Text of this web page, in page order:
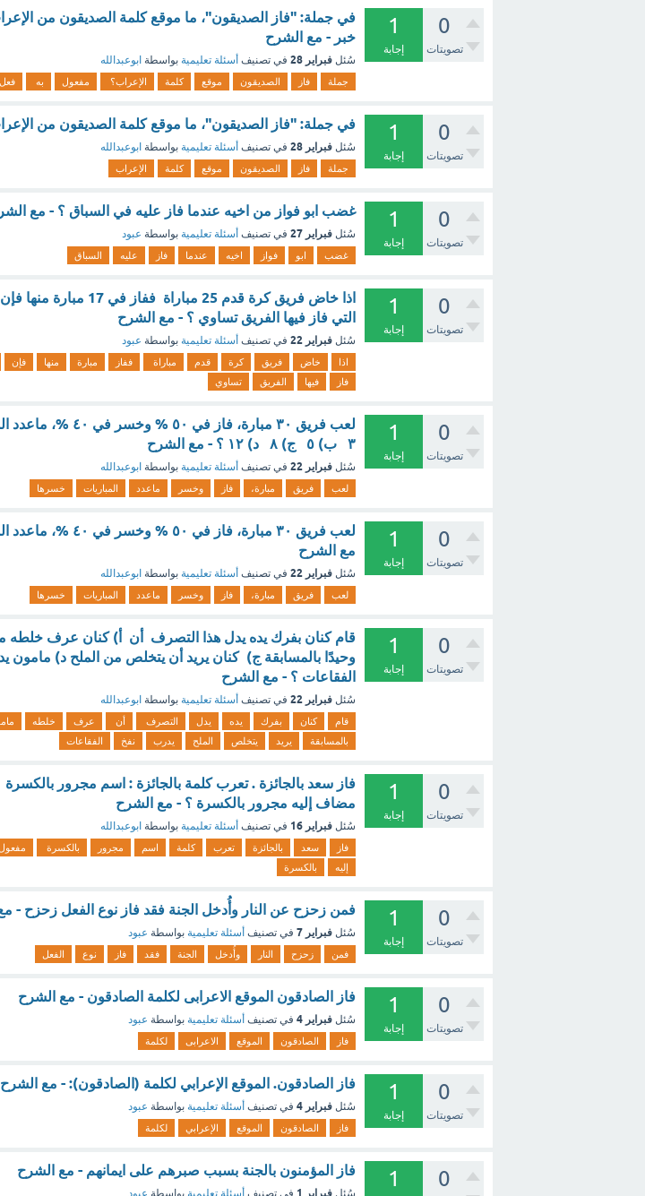
0
تصويتات
1
إجابة
في جملة: "فاز الصديقون"، ما موقع كلمة الصديقون من
خبر - مع الشرح
سُئل فبراير 28 في تصنيف أسئلة تعليمية بواسطة ابوعبدالله
جملة فاز الصديقون موقع كلمة الإعراب؟ مفعول به فعل
0
تصويتات
1
إجابة
في جملة: "فاز الصديقون"، ما موقع كلمة الصديقون من
سُئل فبراير 28 في تصنيف أسئلة تعليمية بواسطة ابوعبدالله
جملة فاز الصديقون موقع كلمة الإعراب
0
تصويتات
1
إجابة
غضب ابو فواز من اخيه عندما فاز عليه في السباق ؟ - مع
سُئل فبراير 27 في تصنيف أسئلة تعليمية بواسطة عبود
غضب ابو فواز اخيه عندما فاز عليه السباق
0
تصويتات
1
إجابة
اذا خاض فريق كرة قدم 25
التي فاز فيها الفريق تساوي ؟ - مع الشرح
سُئل فبراير 22 في تصنيف أسئلة تعليمية بواسطة عبود
اذا خاض فريق كرة قدم مباراة ففاز مبارة منها فإن
فاز
فيها الفريق تساوي
0
تصويتات
1
إجابة
لعب فريق ٣٠ مبارة، فاز
٣ ب) ٥ ج) ٨ د) ١٢ ؟ - مع الشرح
سُئل فبراير 22 في تصنيف أسئلة تعليمية بواسطة ابوعبدالله
لعب فريق مبارة، فاز وخسر ماعدد المباريات خسرها
0
تصويتات
1
إجابة
لعب فريق ٣٠ مبارة، فاز
مع الشرح
سُئل فبراير 22 في تصنيف أسئلة تعليمية بواسطة ابوعبدالله
لعب فريق مبارة، فاز وخسر ماعدد المباريات خسرها
0
تصويتات
1
إجابة
قام كنان بفرك يده يدل هذا التصرف أن أ) كنان عرف
وحيدًا بالمسابقة ج) كنان يريد أن يتخلص من الملح د) مامون
الفقاعات ؟ - مع الشرح
سُئل فبراير 22 في تصنيف أسئلة تعليمية بواسطة ابوعبدالله
قام كنان بفرك يده يدل التصرف أن عرف خلطه
بالمسابقة
يريد يتخلص الملح يدرب نفخ الفقاعات
0
تصويتات
1
إجابة
فاز سعد بالجائزة . تعرب كلمة بالجائزة : اسم مجرور
مضاف إليه مجرور بالكسرة ؟ - مع الشرح
سُئل فبراير 16 في تصنيف أسئلة تعليمية بواسطة ابوعبدالله
فاز سعد بالجائزة تعرب كلمة اسم مجرور بالكسرة مفعول
إليه
بالكسرة
0
تصويتات
1
إجابة
فمن زحزح عن النار وأُدخل الجنة فقد فاز نوع الفعل زحزح -
سُئل فبراير 7 في تصنيف أسئلة تعليمية بواسطة عبود
فمن زحزح النار وأُدخل الجنة فقد فاز نوع الفعل
0
تصويتات
1
إجابة
فاز الصادقون الموقع الاعرابى لكلمة الصادقون - مع الشرح
سُئل فبراير 4 في تصنيف أسئلة تعليمية بواسطة عبود
فاز الصادقون الموقع الاعرابى لكلمة
0
تصويتات
1
إجابة
فاز الصادقون. الموقع الإعرابي لكلمة (الصادقون): - مع الشرح
سُئل فبراير 4 في تصنيف أسئلة تعليمية بواسطة عبود
فاز الصادقون الموقع الإعرابي لكلمة
0
1 فاز المؤمنون بالجنة بسبب صبرهم على ايمانهم - مع الشرح
سُئل فبراير 1 في تصنيف أسئلة تعليمية بواسطة عبود